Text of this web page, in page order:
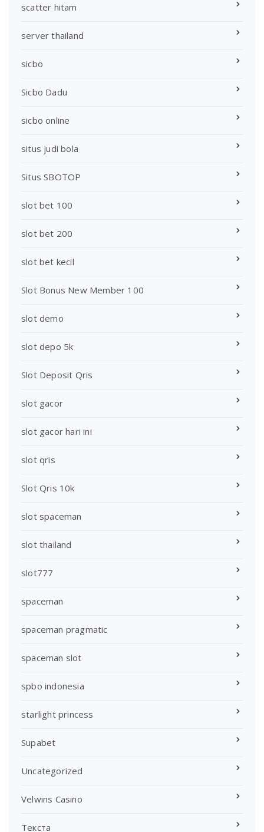
scatter hitam
server thailand
sicbo
Sicbo Dadu
sicbo online
situs judi bola
Situs SBOTOP
slot bet 100
slot bet 200
slot bet kecil
Slot Bonus New Member 100
slot demo
slot depo 5k
Slot Deposit Qris
slot gacor
slot gacor hari ini
slot qris
Slot Qris 10k
slot spaceman
slot thailand
slot777
spaceman
spaceman pragmatic
spaceman slot
spbo indonesia
starlight princess
Supabet
Uncategorized
Velwins Casino
Текста